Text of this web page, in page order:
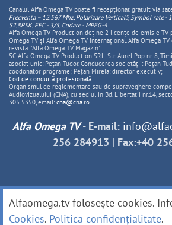
Canalul Alfa Omega TV poate fi recepționat gratuit via
Frecventa – 12.567 Mhz, PolarizareVerticală, Symbol rate -
S2,8PSK, FEC - 3/5, Codare - MPEG-4.
Alfa Omega TV Production deține 2 licențe de emisie TV
Omega TV și Alfa Omega TV Internațional. Alfa Omega
revista: "Alfa Omega TV Magazin".
SC Alfa Omega TV Production SRL, Str Aurel Pop nr. 8,
asociat unic: Pețan Tudor. Conducerea societății: Pețan
coodonator programe; Pețan Mirela: director executiv;
Cod de conduită profesională
Organismul de reglementare sau de supraveghere
Audiovizualului (CNA), cu sediul in Bd. Libertatii nr.14,
305 5350, email: cna@cna.ro
Alfa Omega TV- E-mail:
256 284913 | Fax:+40
Alfaomega.tv folosește cookies.
Cookies. Politica confidențialitate.